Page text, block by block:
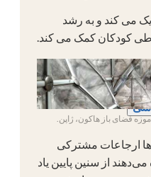
می کند و به رشد
کودکان کمک می کند.
ارجاعات مشترکی
از سنین پایین یاد